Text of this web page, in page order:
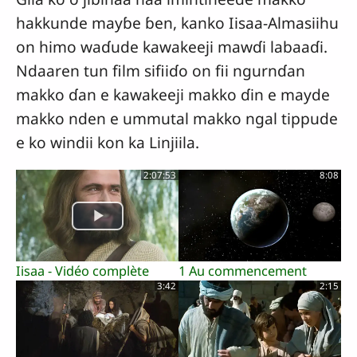
hakkunde mayɓe ɓen, kanko Iisaa-Almasiihu
on himo waɗude kawakeeji mawɗi labaaɗi.
Ndaaren tun film sifiiɗo on fii ngurnɗan
makko ɗan e kawakeeji makko ɗin e mayde
makko nden e ummutal makko ngal tippude
e ko windii kon ka Linjiila.
2:07:53
Iisaa - Vidéo complète
8:08
1 Au commencement
3:42 2:15